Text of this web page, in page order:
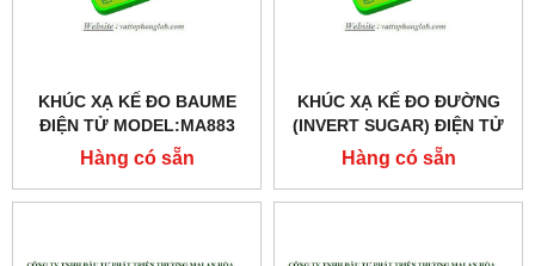
KHÚC XẠ KẾ ĐO BAUME
ĐIỆN TỬ MODEL:MA883
Hàng có sẵn
KHÚC XẠ KẾ ĐO ĐƯỜNG
(INVERT SUGAR) ĐIỆN TỬ
MODEL:MA881
Hàng có sẵn